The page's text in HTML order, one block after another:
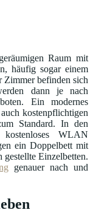
Raum mit
häufig sogar einem
Zimmer befinden sich
dann je nach
Ein modernes
kostenpflichtigen
Standard. In den
WLAN
ein Doppelbett mit
gestellte Einzelbetten.
genauer nach und